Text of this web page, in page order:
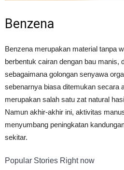
Benzena
Benzena merupakan material tanpa
berbentuk cairan dengan bau manis,
sebagaimana golongan senyawa
sebenarnya biasa ditemukan secara
merupakan salah satu zat natural
Namun akhir-akhir ini, aktivitas
menyumbang peningkatan
sekitar.
Popular Stories Right now